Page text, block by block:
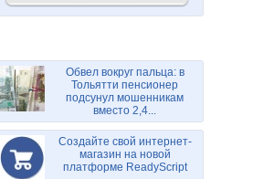
Обвел вокруг пальца: в
Тольятти пенсионер
подсунул мошенникам
вместо 2,4...
Создайте свой интернет-
магазин на новой
платформе ReadyScript